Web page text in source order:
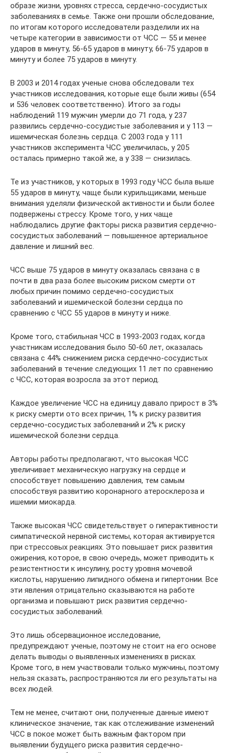
образе жизни, уровнях стресса, сердечно-сосудистых
заболеваниях в семье. Также они прошли обследование,
по итогам которого исследователи разделили их на
четыре категории в зависимости от ЧСС — 55 и менее
ударов в минуту, 56-65 ударов в минуту, 66-75 ударов в
минуту и более 75 ударов в минуту.
В 2003 и 2014 годах ученые снова обследовали тех
участников исследования, которые еще были живы (654
и 536 человек соответственно). Итого за годы
наблюдений 119 мужчин умерли до 71 года, у 237
развились сердечно-сосудистые заболевания и у 113 —
ишемическая болезнь сердца. С 2003 года у 111
участников эксперимента ЧСС увеличилась, у 205
осталась примерно такой же, а у 338 — снизилась.
Те из участников, у которых в 1993 году ЧСС была выше
55 ударов в минуту, чаще были курильщиками, меньше
внимания уделяли физической активности и были более
подвержены стрессу. Кроме того, у них чаще
наблюдались другие факторы риска развития сердечно-
сосудистых заболеваний — повышенное артериальное
давление и лишний вес.
ЧСС выше 75 ударов в минуту оказалась связана с в
почти в два раза более высоким риском смерти от
любых причин помимо сердечно-сосудистых
заболеваний и ишемической болезни сердца по
сравнению с ЧСС 55 ударов в минуту и ниже.
Кроме того, стабильная ЧСС в 1993-2003 годах, когда
участникам исследования было 50-60 лет, оказалась
связана с 44% снижением риска сердечно-сосудистых
заболеваний в течение следующих 11 лет по сравнению
с ЧСС, которая возросла за этот период.
Каждое увеличение ЧСС на единицу давало прирост в 3%
к риску смерти ото всех причин, 1% к риску развития
сердечно-сосудистых заболеваний и 2% к риску
ишемической болезни сердца.
Авторы работы предполагают, что высокая ЧСС
увеличивает механическую нагрузку на сердце и
способствует повышению давления, тем самым
способствуя развитию коронарного атеросклероза и
ишемии миокарда.
Также высокая ЧСС свидетельствует о гиперактивности
симпатической нервной системы, которая активируется
при стрессовых реакциях. Это повышает риск развития
ожирения, которое, в свою очередь, может приводить к
резистентности к инсулину, росту уровня мочевой
кислоты, нарушению липидного обмена и гипертонии. Все
эти явления отрицательно сказываются на работе
организма и повышают риск развития сердечно-
сосудистых заболеваний.
Это лишь обсервационное исследование,
предупреждают ученые, поэтому не стоит на его основе
делать выводы о выявленных изменениях в рисках.
Кроме того, в нем участвовали только мужчины, поэтому
нельзя сказать, распространяются ли его результаты на
всех людей.
Тем не менее, считают они, полученные данные имеют
клиническое значение, так как отслеживание изменений
ЧСС в покое может быть важным фактором при
выявлении будущего риска развития сердечно-